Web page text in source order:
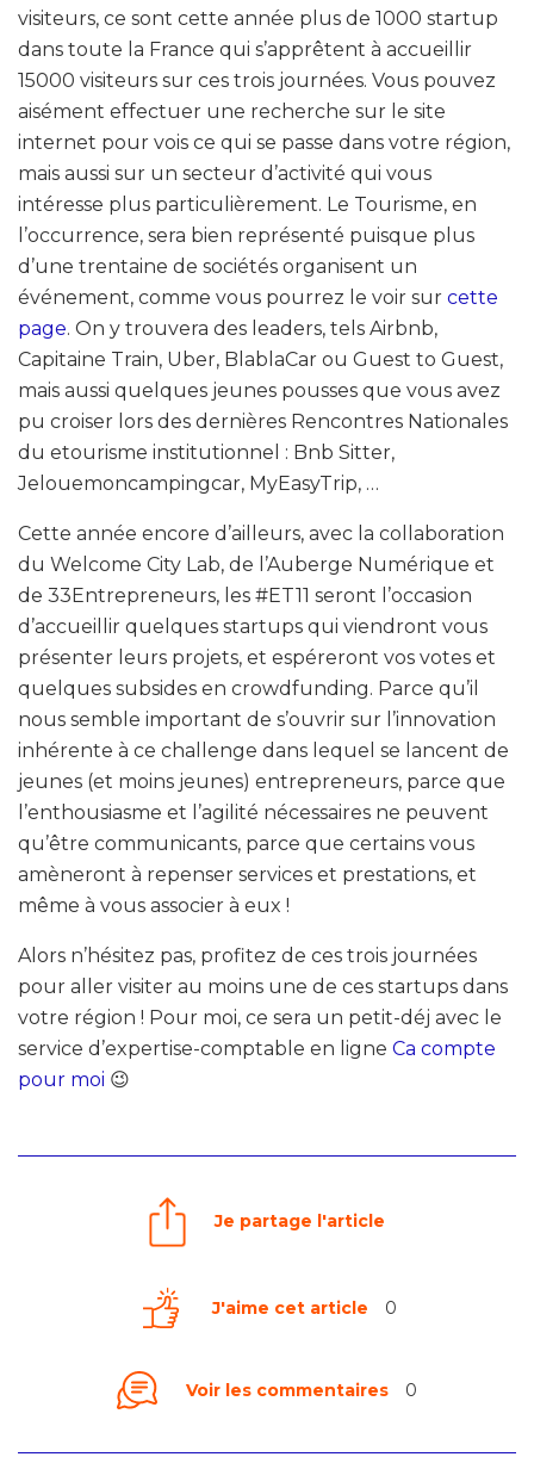
visiteurs, ce sont cette année plus de 1000 startup
dans toute la France qui s’apprêtent à accueillir
15000 visiteurs sur ces trois journées. Vous pouvez
aisément effectuer une recherche sur le site
internet pour vois ce qui se passe dans votre région,
mais aussi sur un secteur d’activité qui vous
intéresse plus particulièrement. Le Tourisme, en
l’occurrence, sera bien représenté puisque plus
d’une trentaine de sociétés organisent un
événement, comme vous pourrez le voir sur cette
page. On y trouvera des leaders, tels Airbnb,
Capitaine Train, Uber, BlablaCar ou Guest to Guest,
mais aussi quelques jeunes pousses que vous avez
pu croiser lors des dernières Rencontres Nationales
du etourisme institutionnel : Bnb Sitter,
Jelouemoncampingcar, MyEasyTrip, …
Cette année encore d’ailleurs, avec la collaboration
du Welcome City Lab, de l’Auberge Numérique et
de 33Entrepreneurs, les #ET11 seront l’occasion
d’accueillir quelques startups qui viendront vous
présenter leurs projets, et espéreront vos votes et
quelques subsides en crowdfunding. Parce qu’il
nous semble important de s’ouvrir sur l’innovation
inhérente à ce challenge dans lequel se lancent de
jeunes (et moins jeunes) entrepreneurs, parce que
l’enthousiasme et l’agilité nécessaires ne peuvent
qu’être communicants, parce que certains vous
amèneront à repenser services et prestations, et
même à vous associer à eux !
Alors n’hésitez pas, profitez de ces trois journées
pour aller visiter au moins une de ces startups dans
votre région ! Pour moi, ce sera un petit-déj avec le
service d’expertise-comptable en ligne Ca compte
pour moi 😉
Je partage l'article
J'aime cet article 0
Voir les commentaires 0